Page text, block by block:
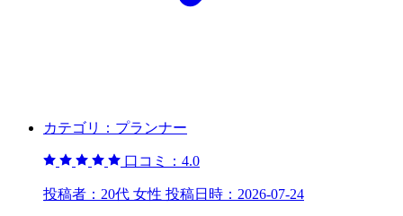
カテゴリ： プランナー
口コミ： 4.0
投稿者： 20代 女性 投稿日時： 2026-07-24